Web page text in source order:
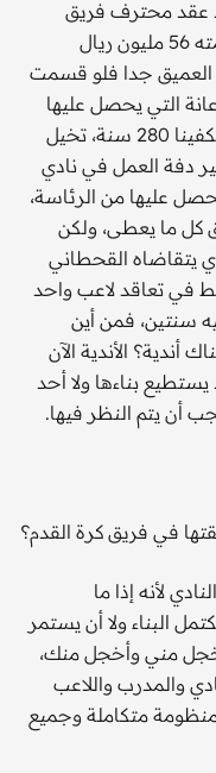
عقد محترف فريق
الهلال السويدي ويلهامسون البالغة قيمته 56 مليون ريال
العميق جدا فلو قسمت
200 ألف الإعانة التي يحصل عليها
الخلود في السنة الواحدة يكون عقده يكفينا 280 سنة، تخيل
دفة العمل في نادي
نحصل عليها من الرئاسة،
كل ما يعطى، ولكن
يتقاضاه القحطاني
في تعاقد لاعب واحد
سنتين، فمن أين
الأندية الآن
بناءها ولا أحد
أن يتم النظر فيها.
في فريق كرة القدم؟
لأنه إذا ما
البناء ولا أن يستمر
مني وأخجل منك،
والمدرب واللاعب
متكاملة وجميع